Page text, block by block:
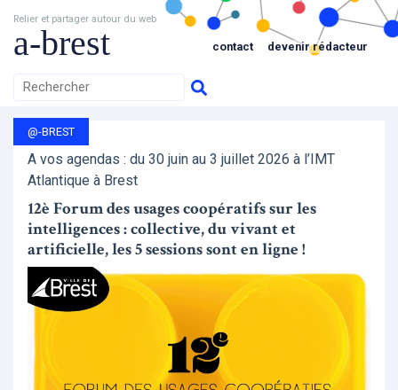
Relier et partager autour du web
a-brest contact devenir rédacteur
@-BREST
A vos agendas : du 30 juin au 3 juillet 2026 à l’IMT
Atlantique à Brest
12è Forum des usages coopératifs sur les
intelligences : collective, du vivant et
artificielle, les 5 sessions sont en ligne !